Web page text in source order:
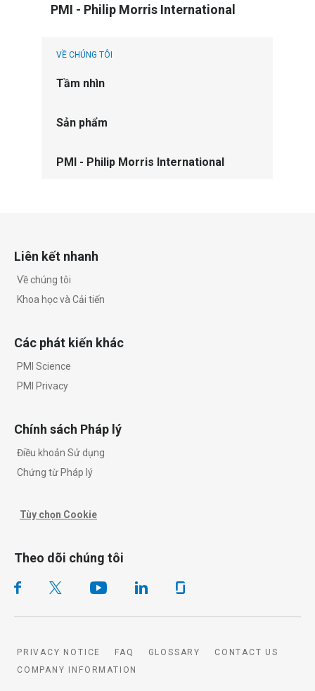
PMI - Philip Morris International
VỀ CHÚNG TÔI
Tầm nhìn
Sản phẩm
PMI - Philip Morris International
Liên kết nhanh
Về chúng tôi
Khoa học và Cải tiến
Các phát kiến khác
PMI Science
PMI Privacy
Chính sách Pháp lý
Điều khoản Sử dụng
Chứng từ Pháp lý
Tùy chọn Cookie
Theo dõi chúng tôi
PRIVACY NOTICE FAQ GLOSSARY
CONTACT US
COMPANY INFORMATION